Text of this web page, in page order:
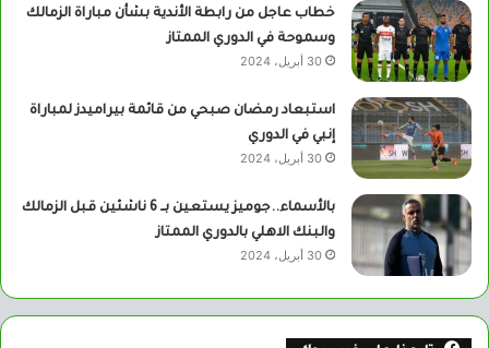
خطاب عاجل من رابطة الأندية بشأن مباراة الزمالك
وسموحة في الدوري الممتاز
30 أبريل، 2024
استبعاد رمضان صبحي من قائمة بيراميدز لمباراة
إنبي في الدوري
30 أبريل، 2024
بالأسماء..جوميز يستعين بــ 6 ناشئين قبل الزمالك
والبنك الاهلي بالدوري الممتاز
30 أبريل، 2024